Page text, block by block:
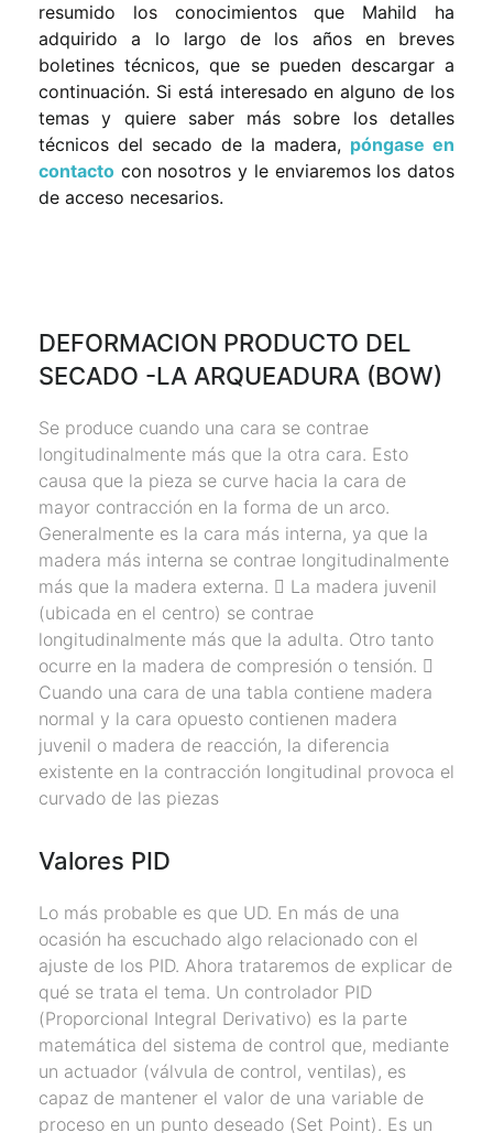
resumido los conocimientos que Mahild ha
adquirido a lo largo de los años en breves
boletines técnicos, que se pueden descargar a
continuación. Si está interesado en alguno de los
temas y quiere saber más sobre los detalles
técnicos del secado de la madera, póngase en
contacto con nosotros y le enviaremos los datos
de acceso necesarios.
DEFORMACION PRODUCTO DEL
SECADO -LA ARQUEADURA (BOW)
Se produce cuando una cara se contrae
longitudinalmente más que la otra cara. Esto
causa que la pieza se curve hacia la cara de
mayor contracción en la forma de un arco.
Generalmente es la cara más interna, ya que la
madera más interna se contrae longitudinalmente
más que la madera externa. 􀂃 La madera juvenil
(ubicada en el centro) se contrae
longitudinalmente más que la adulta. Otro tanto
ocurre en la madera de compresión o tensión. 􀂃
Cuando una cara de una tabla contiene madera
normal y la cara opuesto contienen madera
juvenil o madera de reacción, la diferencia
existente en la contracción longitudinal provoca el
curvado de las piezas
Valores PID
Lo más probable es que UD. En más de una
ocasión ha escuchado algo relacionado con el
ajuste de los PID. Ahora trataremos de explicar de
qué se trata el tema. Un controlador PID
(Proporcional Integral Derivativo) es la parte
matemática del sistema de control que, mediante
un actuador (válvula de control, ventilas), es
capaz de mantener el valor de una variable de
proceso en un punto deseado (Set Point). Es un